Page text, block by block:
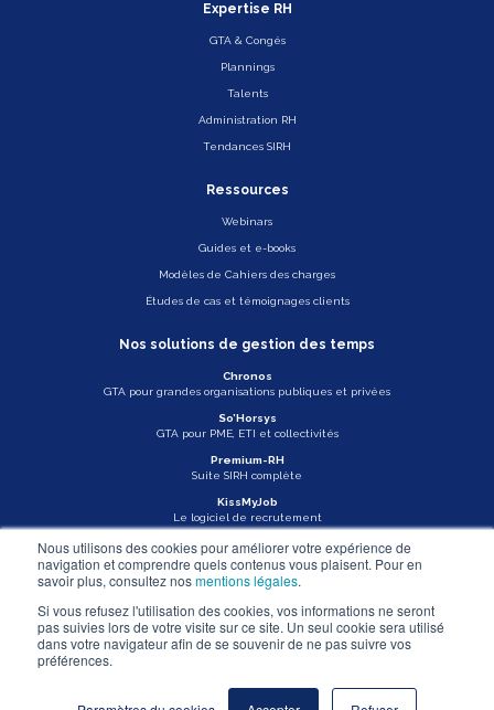
Nous utilisons des cookies pour améliorer votre expérience de
navigation et comprendre quels contenus vous plaisent. Pour en
savoir plus, consultez nosmentions légales.
Si vous refusez l'utilisation des cookies, vos informations ne seront
pas suivies lors de votre visite sur ce site. Un seul cookie sera utilisé
dans votre navigateur afin de se souvenir de ne pas suivre vos
préférences.
Expertise RH
GTA & Congés
Plannings
Talents
Administration RH
Tendances SIRH
Ressources
Webinars
Guides et e-books
Modèles de Cahiers des charges
Études de cas et témoignages clients
Nos solutions de gestion des temps
Chronos
GTA pour grandes organisations publiques et privées
So’Horsys
GTA pour PME, ETI et collectivités
Premium-RH
Suite SIRH complète
KissMyJob
Le logiciel de recrutement
Veille légale
Nous contacter
Mentions légales